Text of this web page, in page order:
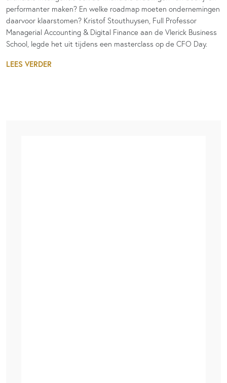
performanter maken? En welke roadmap moeten ondernemingen
daarvoor klaarstomen? Kristof Stouthuysen, Full Professor
Managerial Accounting & Digital Finance aan de Vlerick Business
School, legde het uit tijdens een masterclass op de CFO Day.
LEES VERDER